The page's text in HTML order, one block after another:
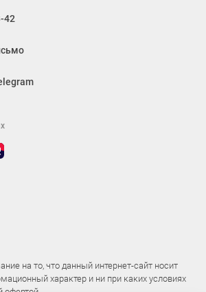
42
на то, что данный интернет-сайт носит
характер и ни при каких условиях